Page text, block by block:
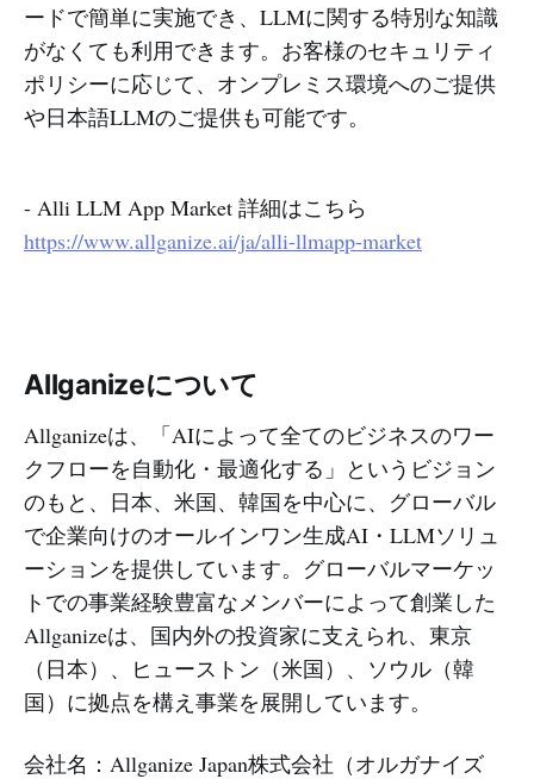
ードで簡単に実施でき、LLMに関する特別な知識
がなくても利用できます。お客様のセキュリティ
ポリシーに応じて、オンプレミス環境へのご提供
や日本語LLMのご提供も可能です。
- Alli LLM App Market 詳細はこちら
https://www.allganize.ai/ja/alli-llmapp-market
Allganizeについて
Allganizeは、「AIによって全てのビジネスのワー
クフローを自動化・最適化する」というビジョン
のもと、日本、米国、韓国を中心に、グローバル
で企業向けのオールインワン生成AI・LLMソリュ
ーションを提供しています。グローバルマーケッ
トでの事業経験豊富なメンバーによって創業した
Allganizeは、国内外の投資家に支えられ、東京
（日本）、ヒューストン（米国）、ソウル（韓
国）に拠点を構え事業を展開しています。
会社名：Allganize Japan株式会社（オルガナイズ